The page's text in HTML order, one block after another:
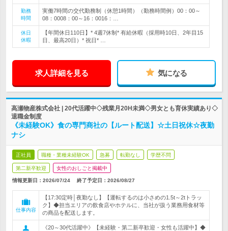
勤務
時間
実働7時間の交代勤務制（休憩1時間）（勤務時間例）00：00～
08：0008：00～16：0016：…
休日
休暇
【年間休日110日】* 4週7休制* 有給休暇（採用時10日、2年目15
日、最高20日）* 祝日* …
求人詳細を見る 気になる
高瀬物産株式会社 | 20代活躍中◇残業月20H未満◇男女とも育休実績あり◇
退職金制度
《未経験OK》食の専門商社の【ルート配送】☆土日祝休☆夜勤
ナシ
正社員 職種・業種未経験OK 急募 転勤なし 学歴不問
第二新卒歓迎 女性のおしごと掲載中
情報更新日：2026/07/24 終了予定日： 2026/08/27
仕事内容
【17:30定時│夜勤なし】【運転するのは小さめの1.5t～2tトラッ
ク】◆担当エリアの飲食店やホテルに、当社が扱う業務用食材等
の商品を配送します。
《20～30代活躍中》【未経験・第二新卒歓迎・女性も活躍中】◆